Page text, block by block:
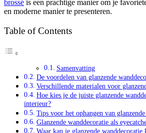
brossé is een prachtige manier om je
en moderne manier te presenteren.
Table of Contents
Samenvatting
De voordelen van glanzende
Verschillende materialen voor
Hoe kies je de juiste glanzende
interieur?
Tips voor het ophangen van
Glanzende wanddecoratie als
Waar kan je glanzende wanddecoratie